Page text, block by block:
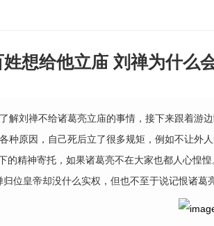
想给他立庙 刘禅为什么
刘禅不给诸葛亮立庙的事情，接下来跟着游边
原因，自己死后立了很多规矩，例如不让外
的精神寄托，如果诸葛亮不在大家也都人心惶
位皇帝却没什么实权，但也不至于说记恨诸葛